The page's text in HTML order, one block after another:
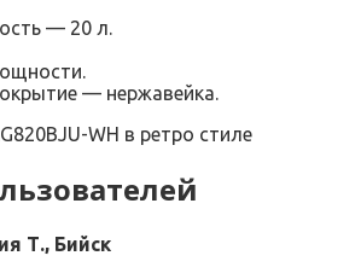
— 20 л.
— нержавейка.
Т., Бийск